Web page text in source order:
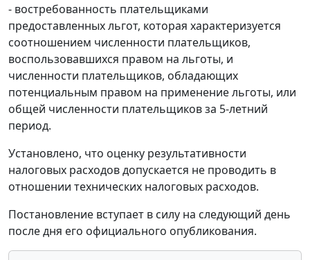
- востребованность плательщиками
предоставленных льгот, которая характеризуется
соотношением численности плательщиков,
воспользовавшихся правом на льготы, и
численности плательщиков, обладающих
потенциальным правом на применение льготы, или
общей численности плательщиков за 5-летний
период.
Установлено, что оценку результативности
налоговых расходов допускается не проводить в
отношении технических налоговых расходов.
Постановление вступает в силу на следующий день
после дня его официального опубликования.